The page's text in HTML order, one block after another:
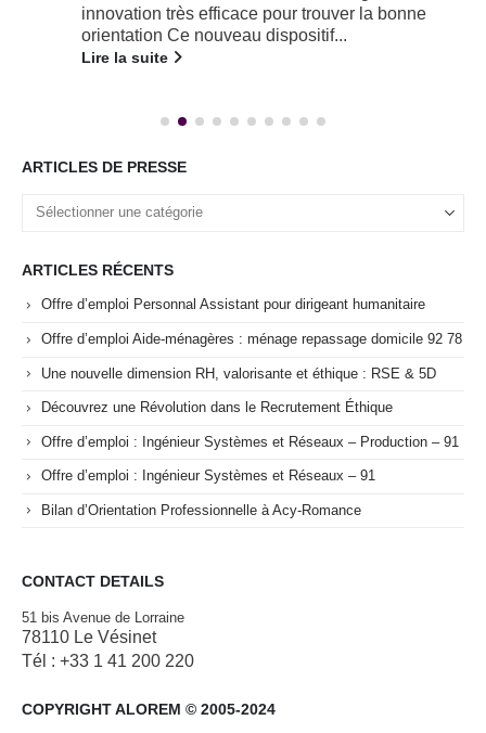
innovation très efficace pour trouver la bonne
orientation Ce nouveau dispositif...
Lire la suite
ARTICLES DE PRESSE
ARTICLES RÉCENTS
Offre d’emploi Personnal Assistant pour dirigeant humanitaire
Offre d’emploi Aide-ménagères : ménage repassage domicile 92 78
Une nouvelle dimension RH, valorisante et éthique : RSE & 5D
Découvrez une Révolution dans le Recrutement Éthique
Offre d’emploi : Ingénieur Systèmes et Réseaux – Production – 91
Offre d’emploi : Ingénieur Systèmes et Réseaux – 91
Bilan d’Orientation Professionnelle à Acy-Romance
CONTACT DETAILS
51 bis Avenue de Lorraine
78110 Le Vésinet
Tél : +33 1 41 200 220
COPYRIGHT ALOREM © 2005-2024